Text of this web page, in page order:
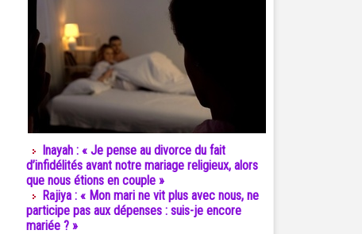
Inayah : « Je pense au divorce du fait
d’infidélités avant notre mariage religieux, alors
que nous étions en couple »
Rajiya : « Mon mari ne vit plus avec nous, ne
participe pas aux dépenses : suis-je encore
mariée ? »